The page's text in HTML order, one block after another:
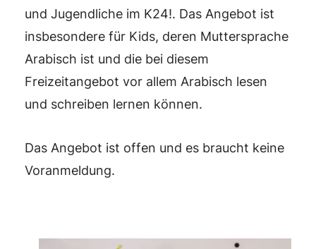
und Jugendliche im K24!. Das Angebot ist
insbesondere für Kids, deren Muttersprache
Arabisch ist und die bei diesem
Freizeitangebot vor allem Arabisch lesen
und schreiben lernen können.
Das Angebot ist offen und es braucht keine
Voranmeldung.